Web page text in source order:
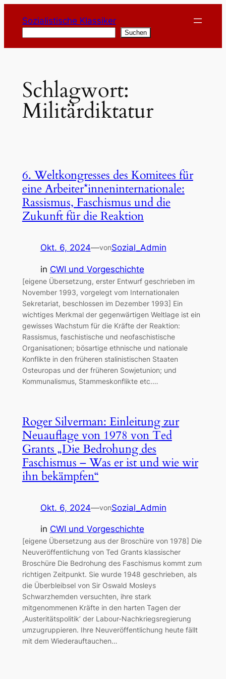
Inhalt
springen
Sozialistische Klassiker
Suchen
Schlagwort:
Militärdiktatur
6. Weltkongresses des Komitees für
eine Arbeiter*inneninternationale:
Rassismus, Faschismus und die
Zukunft für die Reaktion
Okt. 6, 2024—vonSozial_Admin
in CWI und Vorgeschichte
[eigene Übersetzung, erster Entwurf geschrieben im
November 1993, vorgelegt vom Internationalen
Sekretariat, beschlossen im Dezember 1993] Ein
wichtiges Merkmal der gegenwärtigen Weltlage ist ein
gewisses Wachstum für die Kräfte der Reaktion:
Rassismus, faschistische und neofaschistische
Organisationen; bösartige ethnische und nationale
Konflikte in den früheren stalinistischen Staaten
Osteuropas und der früheren Sowjetunion; und
Kommunalismus, Stammeskonflikte etc.…
Roger Silverman: Einleitung zur
Neuauflage von 1978 von Ted
Grants „Die Bedrohung des
Faschismus – Was er ist und wie wir
ihn bekämpfen“
Okt. 6, 2024—vonSozial_Admin
in CWI und Vorgeschichte
[eigene Übersetzung aus der Broschüre von 1978] Die
Neuveröffentlichung von Ted Grants klassischer
Broschüre Die Bedrohung des Faschismus kommt zum
richtigen Zeitpunkt. Sie wurde 1948 geschrieben, als
die Überbleibsel von Sir Oswald Mosleys
Schwarzhemden versuchten, ihre stark
mitgenommenen Kräfte in den harten Tagen der
,Austeritätspolitik’ der Labour-Nachkriegsregierung
umzugruppieren. Ihre Neuveröffentlichung heute fällt
mit dem Wiederauftauchen…